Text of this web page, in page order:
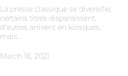
La presse classique se diversifie,
certains titres disparaissent,
d'autres arrivent en kiosques,
mais…
March 16, 2021